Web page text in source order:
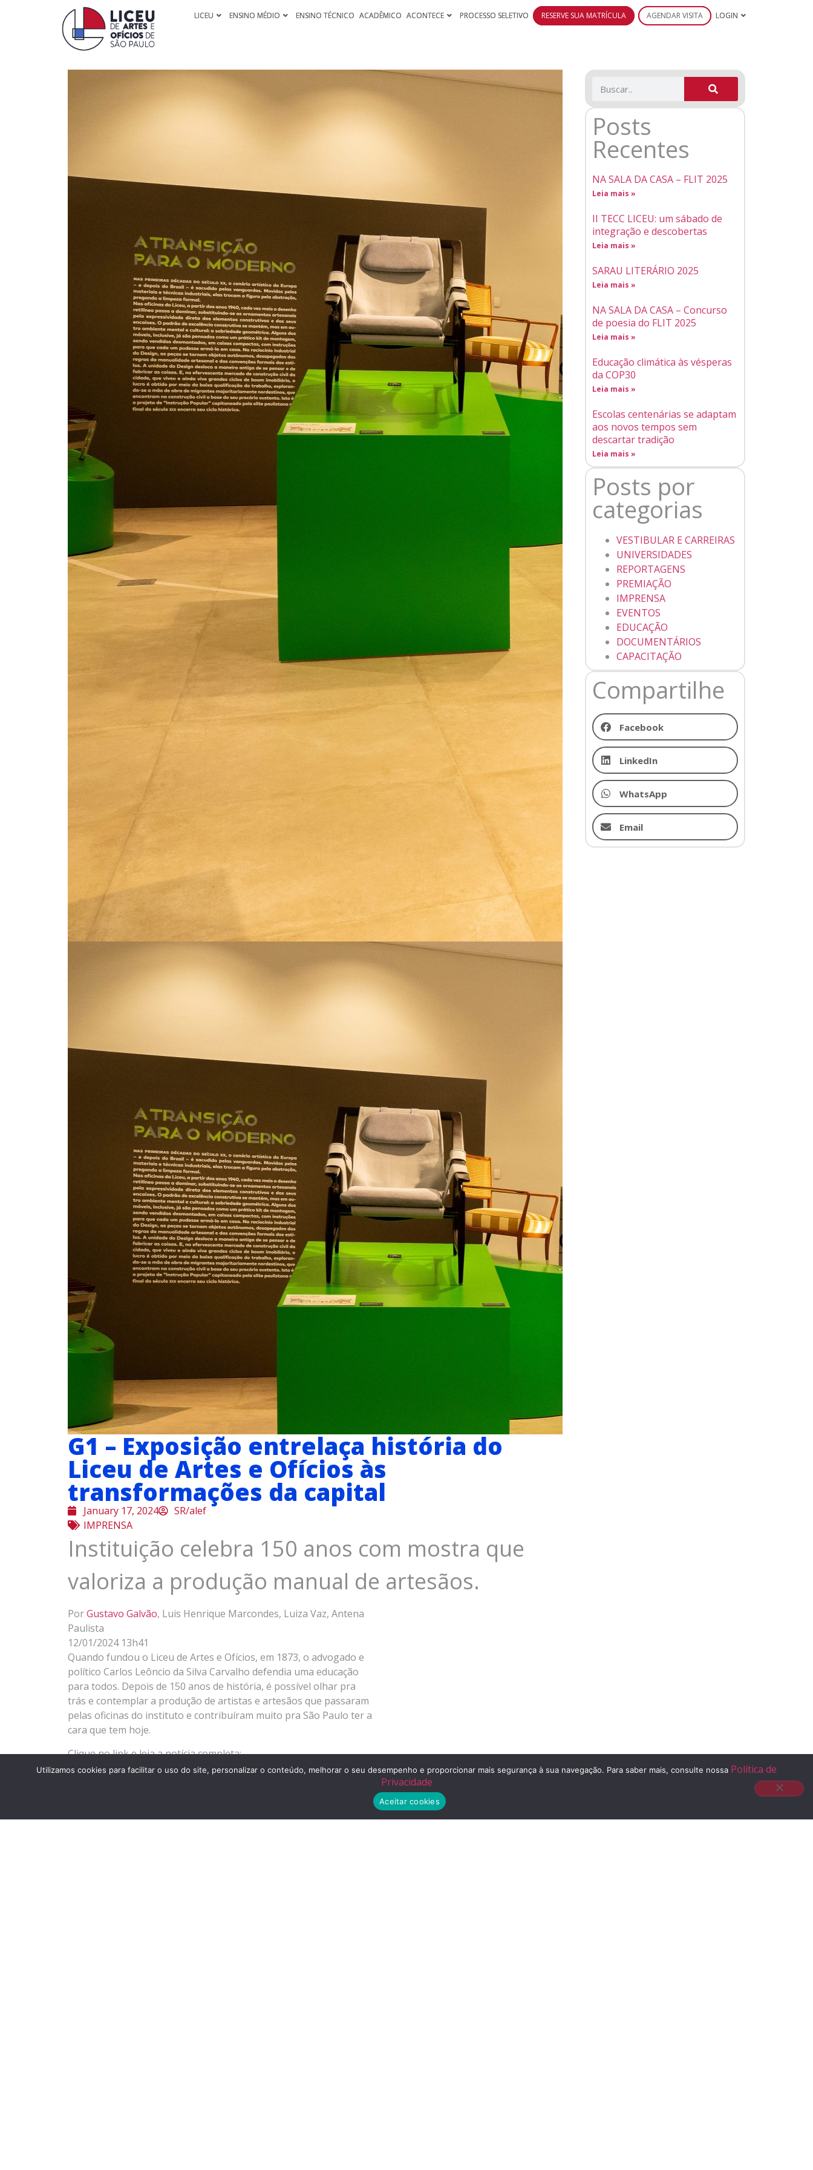
LICEU ENSINO MÉDIO ENSINO TÉCNICO ACADÊMICO ACONTECE PROCESSO SELETIVO RESERVE SUA MATRÍCULA AGENDAR VISITA LOGIN
G1 – Exposição entrelaça história do
Liceu de Artes e Ofícios às
transformações da capital
January 17, 2024
SR/alef
IMPRENSA
Instituição celebra 150 anos com mostra que
valoriza a produção manual de artesãos.
PorGustavo Galvão, Luis Henrique Marcondes, Luiza Vaz, Antena
Paulista
12/01/2024 13h41
Quando fundou o Liceu de Artes e Ofícios, em 1873, o advogado e
político Carlos Leôncio da Silva Carvalho defendia uma educação
para todos. Depois de 150 anos de história, é possível olhar pra
trás e contemplar a produção de artistas e artesãos que passaram
pelas oficinas do instituto e contribuíram muito pra São Paulo ter a
cara que tem hoje.
Clique no link e leia a notícia completa:
https://g1.globo.com/guia/guia-sp/noticia/2024/01/12/exposicao-entrelaca-historia-do-liceu-de-artes-e-
Posts
Recentes
NA SALA DA CASA – FLIT 2025
Leia mais »
II TECC LICEU: um sábado de
integração e descobertas
Leia mais »
SARAU LITERÁRIO 2025
Leia mais »
NA SALA DA CASA – Concurso
de poesia do FLIT 2025
Leia mais »
Educação climática às vésperas
da COP30
Leia mais »
Escolas centenárias se adaptam
aos novos tempos sem
descartar tradição
Leia mais »
Posts por
categorias
VESTIBULAR E CARREIRAS
UNIVERSIDADES
REPORTAGENS
PREMIAÇÃO
IMPRENSA
EVENTOS
EDUCAÇÃO
DOCUMENTÁRIOS
CAPACITAÇÃO
Compartilhe
Facebook
LinkedIn
WhatsApp
Email
Utilizamos cookies para facilitar o uso do site, personalizar o conteúdo, melhorar o seu desempenho e proporcionar mais segurança à sua navegação. Para saber mais, consulte nossa Política de
Privacidade
Aceitar cookies